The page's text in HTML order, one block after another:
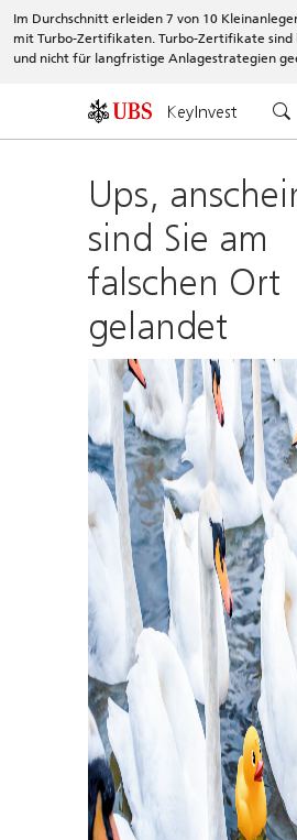
Im Durchschnitt erleiden 7 von 10
mit Turbo-Zertifikaten. Turbo-Zertifikate sind
und nicht für langfristige Anlagestrategien
KeyInvest
Ups,
sind Sie am
falschen Ort
gelandet